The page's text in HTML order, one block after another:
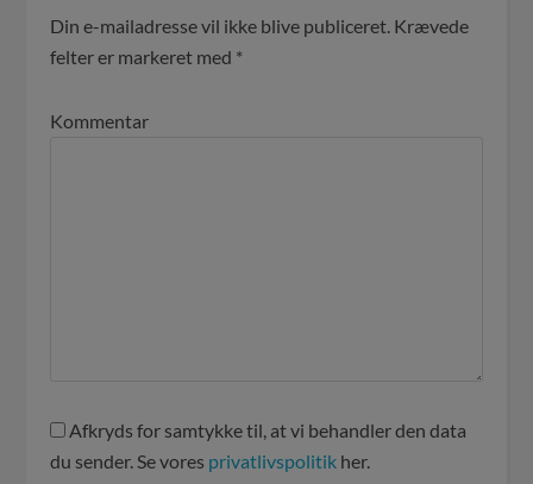
Din e-mailadresse vil ikke blive publiceret. Krævede
felter er markeret med *
Kommentar
Afkryds for samtykke til, at vi behandler den data
du sender. Se vores privatlivspolitik her.